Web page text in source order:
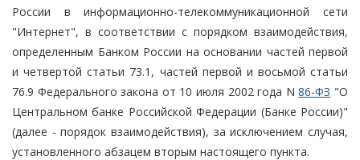
России в информационно-телекоммуникационной сети
"Интернет", в соответствии с порядком взаимодействия,
определенным Банком России на основании частей первой
и четвертой статьи 73.1, частей первой и восьмой статьи
76.9 Федерального закона от 10 июля 2002 года N86-ФЗ "О
Центральном банке Российской Федерации (Банке России)"
(далее - порядок взаимодействия), за исключением случая,
установленного абзацем вторым настоящего пункта.